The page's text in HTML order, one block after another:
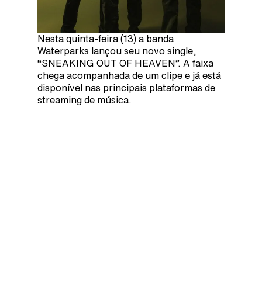
Nesta quinta-feira (13) a banda
Waterparks lançou seu novo single,
“SNEAKING OUT OF HEAVEN”. A faixa
chega acompanhada de um clipe e já está
disponível nas principais plataformas de
streaming de música.